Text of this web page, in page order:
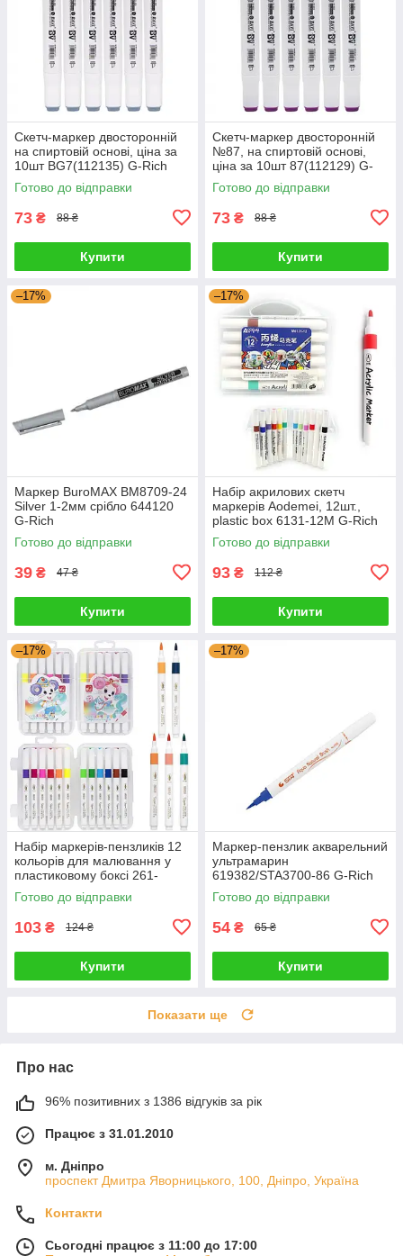
Скетч-маркер двосторонній
на спиртовій основі, ціна за
10шт BG7(112135) G-Rich
Готово до відправки
73 ₴ 88 ₴
Купити
Скетч-маркер двосторонній
№87, на спиртовій основі,
ціна за 10шт 87(112129) G-
Rich
Готово до відправки
73 ₴ 88 ₴
Купити
–17%
Маркер BuroMAX BM8709-24
Silver 1-2мм срібло 644120
G-Rich
Готово до відправки
39 ₴ 47 ₴
Купити
–17%
Набір акрилових скетч
маркерів Aodemei, 12шт.,
plastic box 6131-12M G-Rich
Готово до відправки
93 ₴ 112 ₴
Купити
–17%
Набір маркерів-пензликів 12
кольорів для малювання у
пластиковому боксі 261-
12(118637) G-Rich
Готово до відправки
103 ₴ 124 ₴
Купити
–17%
Маркер-пензлик акварельний
ультрамарин
619382/STA3700-86 G-Rich
Готово до відправки
54 ₴ 65 ₴
Купити
Показати ще
Про нас
96% позитивних з 1386 відгуків за рік
Працює з 31.01.2010
м. Дніпро
проспект Дмитра Яворницького, 100, Дніпро, Україна
Контакти
Сьогодні працює з 11:00 до 17:00